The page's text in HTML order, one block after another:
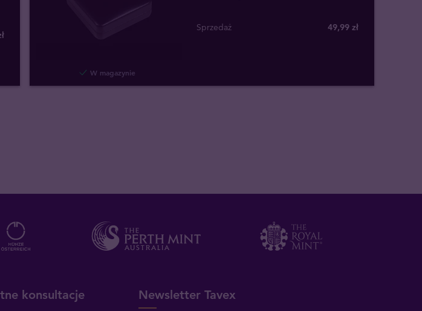
W magazynie
Sprzedaż 49,99 zł
konsultacje Newsletter Tavex